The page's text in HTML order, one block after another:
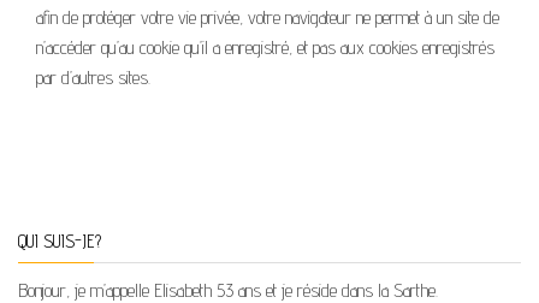
afin de protéger votre vie privée, votre navigateur ne permet à un site de
n’accéder qu’au cookie qu’il a enregistré, et pas aux cookies enregistrés
par d’autres sites.
QUI SUIS-JE?
Bonjour, je m’appelle Elisabeth 53 ans et je réside dans la Sarthe.